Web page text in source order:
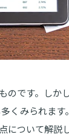
のです。しか
くみられま
について解説